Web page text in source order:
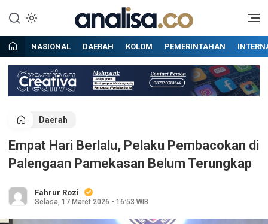
konten
Analisa
Situs berita online terpercaya
NASIONAL DAERAH KOLOM PEMERINTAHAN
Daerah
Empat Hari Berlalu, Pelaku Pembacokan di
Palengaan Pamekasan Belum Terungkap
Fahrur Rozi
Selasa, 17 Maret 2026 - 16:53 WIB